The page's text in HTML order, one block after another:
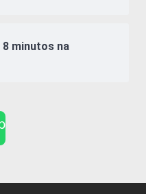
8 minutos na